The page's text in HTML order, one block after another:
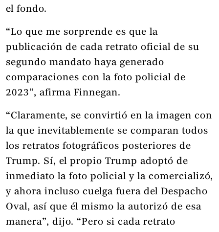
el fondo.
“Lo que me sorprende es que la
publicación de cada retrato oficial de su
segundo mandato haya generado
comparaciones con la foto policial de
2023”, afirma Finnegan.
“Claramente, se convirtió en la imagen con
la que inevitablemente se comparan todos
los retratos fotográficos posteriores de
Trump. Sí, el propio Trump adoptó de
inmediato la foto policial y la comercializó,
y ahora incluso cuelga fuera del Despacho
Oval, así que él mismo la autorizó de esa
manera”, dijo. “Pero si cada retrato